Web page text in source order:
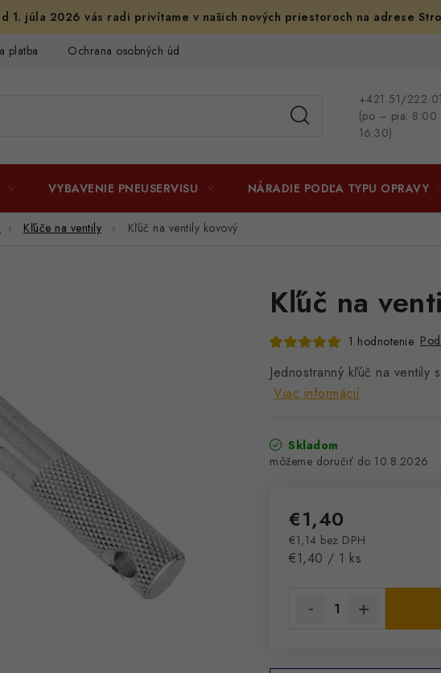
1. júla 2026 vás radi privítame v našich nových priestoroch na adrese
platba Ochrana osobných údajov
+421 51/222
(po – pia: 8:00
16:30)
VYBAVENIE PNEUSERVISU NÁRADIE PODĽA TYPU OPRAVY
Kľúče na ventily Kľúč na ventily kovový
Kľúč na
1 hodnotenie
Jednostranný kľúč na ventily
Viac informácií
Skladom
10.8.2026
€1,40
€1,14 bez DPH
Jednotková cena:
€1,40 / 1 ks